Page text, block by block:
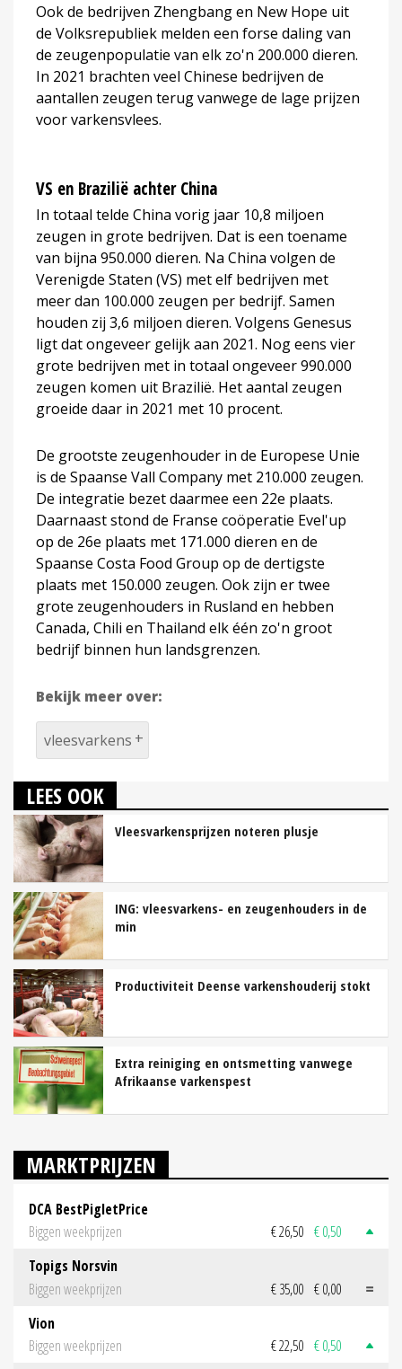
Ook de bedrijven Zhengbang en New Hope uit
de Volksrepubliek melden een forse daling van
de zeugenpopulatie van elk zo'n 200.000 dieren.
In 2021 brachten veel Chinese bedrijven de
aantallen zeugen terug vanwege de lage prijzen
voor varkensvlees.
VS en Brazilië achter China
In totaal telde China vorig jaar 10,8 miljoen
zeugen in grote bedrijven. Dat is een toename
van bijna 950.000 dieren. Na China volgen de
Verenigde Staten (VS) met elf bedrijven met
meer dan 100.000 zeugen per bedrijf. Samen
houden zij 3,6 miljoen dieren. Volgens Genesus
ligt dat ongeveer gelijk aan 2021. Nog eens vier
grote bedrijven met in totaal ongeveer 990.000
zeugen komen uit Brazilië. Het aantal zeugen
groeide daar in 2021 met 10 procent.
De grootste zeugenhouder in de Europese Unie
is de Spaanse Vall Company met 210.000 zeugen.
De integratie bezet daarmee een 22e plaats.
Daarnaast stond de Franse coöperatie Evel'up
op de 26e plaats met 171.000 dieren en de
Spaanse Costa Food Group op de dertigste
plaats met 150.000 zeugen. Ook zijn er twee
grote zeugenhouders in Rusland en hebben
Canada, Chili en Thailand elk één zo'n groot
bedrijf binnen hun landsgrenzen.
Bekijk meer over:
vleesvarkens
LEES OOK
Vleesvarkensprijzen noteren plusje
ING: vleesvarkens- en zeugenhouders in de
min
Productiviteit Deense varkenshouderij stokt
Extra reiniging en ontsmetting vanwege
Afrikaanse varkenspest
MARKTPRIJZEN
DCA BestPigletPrice
Biggen weekprijzen
€ 26,50 € 0,50
Topigs Norsvin
Biggen weekprijzen
€ 35,00 € 0,00
Vion
Biggen weekprijzen
€ 22,50 € 0,50